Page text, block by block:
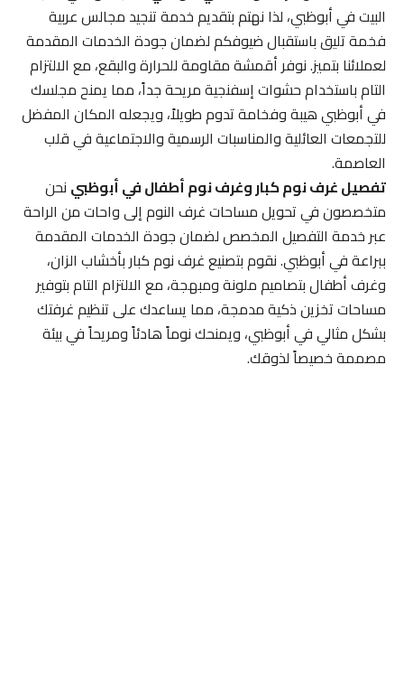
البيت في أبوظبي، لذا نهتم بتقديم خدمة تنجيد مجالس عربية
فخمة تليق باستقبال ضيوفكم لضمان جودة الخدمات المقدمة
لعملائنا بتميز. نوفر أقمشة مقاومة للحرارة والبقع، مع الالتزام
التام باستخدام حشوات إسفنجية مريحة جداً، مما يمنح مجلسك
في أبوظبي هيبة وفخامة تدوم طويلاً، ويجعله المكان المفضل
للتجمعات العائلية والمناسبات الرسمية والاجتماعية في قلب
العاصمة.
تفصيل غرف نوم كبار وغرف نوم أطفال في أبوظبينحن
متخصصون في تحويل مساحات غرف النوم إلى واحات من الراحة
عبر خدمة التفصيل المخصص لضمان جودة الخدمات المقدمة
ببراعة في أبوظبي. نقوم بتصنيع غرف نوم كبار بأخشاب الزان،
وغرف أطفال بتصاميم ملونة ومبهجة، مع الالتزام التام بتوفير
مساحات تخزين ذكية مدمجة، مما يساعدك على تنظيم غرفتك
بشكل مثالي في أبوظبي، ويمنحك نوماً هادئاً ومريحاً في بيئة
مصممة خصيصاً لذوقك.